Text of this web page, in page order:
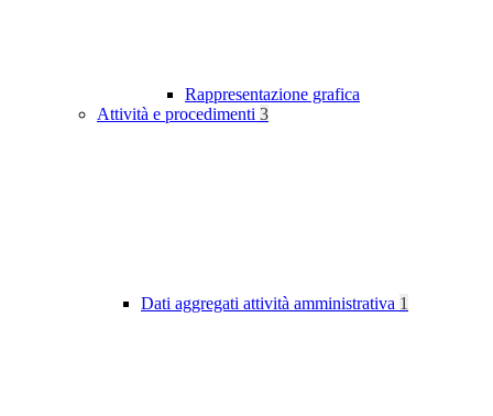
Rappresentazione grafica
Attività e procedimenti 3
Dati aggregati attività amministrativa 1